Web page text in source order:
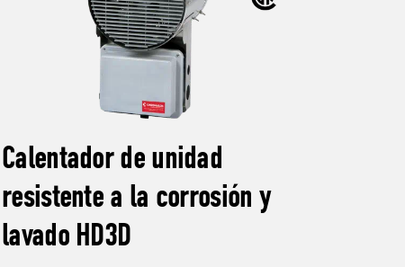
Calentador de unidad
resistente a la corrosión y
lavado HD3D